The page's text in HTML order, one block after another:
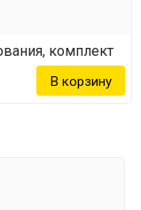
комплект